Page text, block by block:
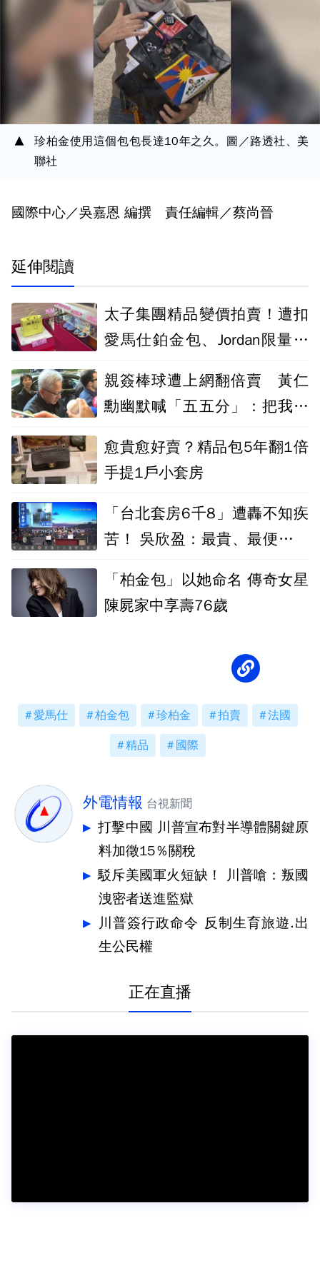
珍柏金使用這個包包長達10年之久。圖／路透社、美
聯社
國際中心／吳嘉恩 編撰 責任編輯／蔡尚晉
延伸閱讀
太子集團精品變價拍賣！遭扣
愛馬仕鉑金包、Jordan限量球
親簽棒球遭上網翻倍賣 黃仁
勳幽默喊「五五分」：把我的
愈貴愈好賣？精品包5年翻1倍
手提1戶小套房
「台北套房6千8」遭轟不知疾
苦！ 吳欣盈：最貴、最便宜我
「柏金包」以她命名 傳奇女星
陳屍家中享壽76歲
愛馬仕 柏金包 珍柏金 拍賣 法國
精品 國際
外電情報 台視新聞
打擊中國 川普宣布對半導體關鍵原
料加徵15％關稅
駁斥美國軍火短缺！ 川普嗆：叛國
洩密者送進監獄
川普簽行政命令 反制生育旅遊.出
生公民權
正在直播